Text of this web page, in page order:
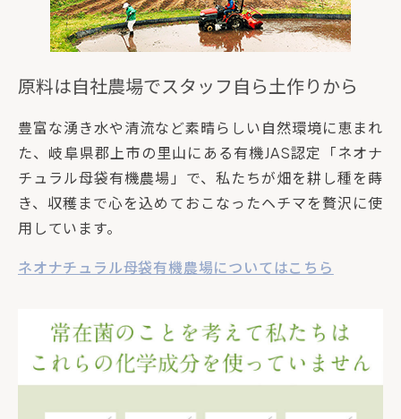
原料は自社農場でスタッフ自ら土作りから
豊富な湧き水や清流など素晴らしい自然環境に恵まれ
た、岐阜県郡上市の里山にある有機JAS認定「ネオナ
チュラル母袋有機農場」で、私たちが畑を耕し種を蒔
き、収穫まで心を込めておこなったヘチマを贅沢に使
用しています。
ネオナチュラル母袋有機農場についてはこちら